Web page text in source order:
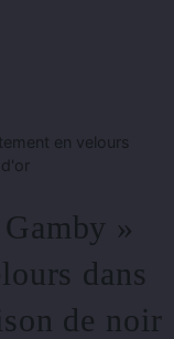
en velours
»
dans
de noir